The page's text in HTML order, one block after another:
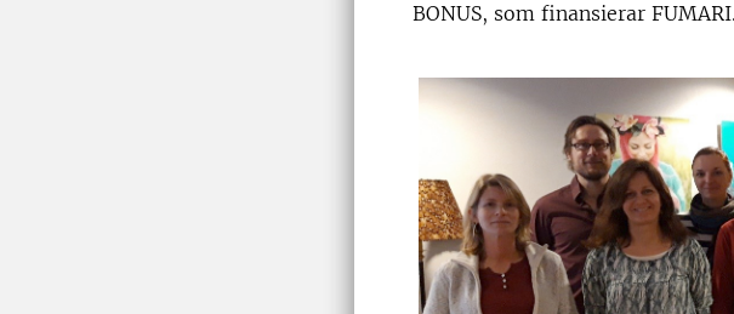
BONUS, som finansierar FUMARI.